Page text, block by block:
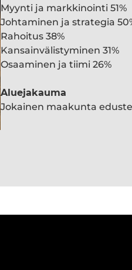
Myynti ja markkinointi 51%
Johtaminen ja strategia
Rahoitus 38%
Kansainvälistyminen 31%
Osaaminen ja tiimi 26%
Aluejakauma
Jokainen maakunta